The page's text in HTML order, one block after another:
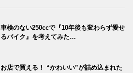
車検のない250ccで『10年後も変わらず愛せ
るバイク』を考えてみた…
お店で買える！ “かわいい”が詰め込まれた